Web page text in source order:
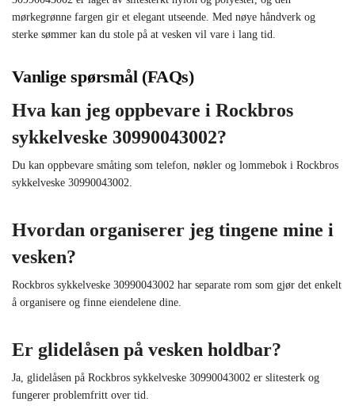
mørkegrønne fargen gir et elegant utseende. Med nøye håndverk og
sterke sømmer kan du stole på at vesken vil vare i lang tid.
Vanlige spørsmål (FAQs)
Hva kan jeg oppbevare i Rockbros
sykkelveske 30990043002?
Du kan oppbevare småting som telefon, nøkler og lommebok i Rockbros
sykkelveske 30990043002.
Hvordan organiserer jeg tingene mine i
vesken?
Rockbros sykkelveske 30990043002 har separate rom som gjør det enkelt
å organisere og finne eiendelene dine.
Er glidelåsen på vesken holdbar?
Ja, glidelåsen på Rockbros sykkelveske 30990043002 er slitesterk og
fungerer problemfritt over tid.